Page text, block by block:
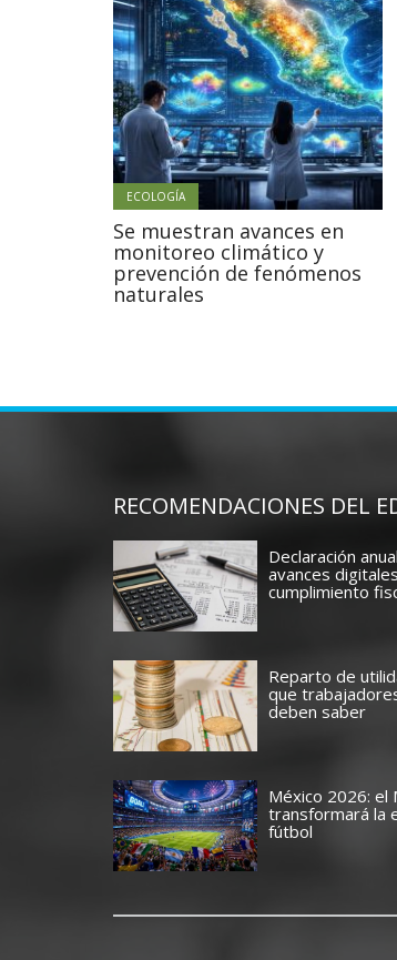
ECOLOGÍA
Se muestran avances en
monitoreo climático y
prevención de fenómenos
naturales
RECOMENDACIONES DEL
Declaración
avances
cumplimiento
Reparto de
que
deben saber
México 2026: el
transformará la
fútbol